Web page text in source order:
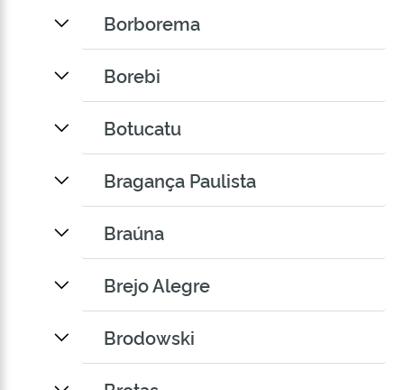
Borborema
Borebi
Botucatu
Bragança Paulista
Braúna
Brejo Alegre
Brodowski